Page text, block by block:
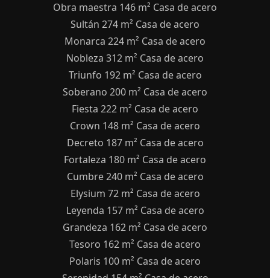
Obra maestra 146 m² Casa de acero
Sultán 274 m² Casa de acero
Monarca 224 m² Casa de acero
Nobleza 312 m² Casa de acero
Triunfo 192 m² Casa de acero
Soberano 200 m² Casa de acero
Fiesta 222 m² Casa de acero
Crown 148 m² Casa de acero
Decreto 187 m² Casa de acero
Fortaleza 180 m² Casa de acero
Cumbre 240 m² Casa de acero
Elysium 72 m² Casa de acero
Leyenda 157 m² Casa de acero
Grandeza 162 m² Casa de acero
Tesoro 162 m² Casa de acero
Polaris 100 m² Casa de acero